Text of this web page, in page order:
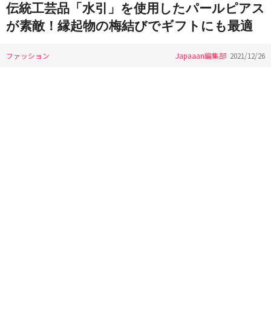
伝統工芸品「水引」を使用したパールピアス
が素敵！縁起物の梅結びでギフトにも最適
ファッション Japaaan編集部 2021/12/26